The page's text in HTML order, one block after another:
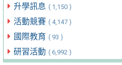
升學訊息 ( 1,150 )
活動競賽 ( 4,147 )
國際教育 ( 93 )
研習活動 ( 6,992 )